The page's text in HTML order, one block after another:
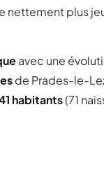
nettement plus
avec une
de Prades-le-
habitants(71